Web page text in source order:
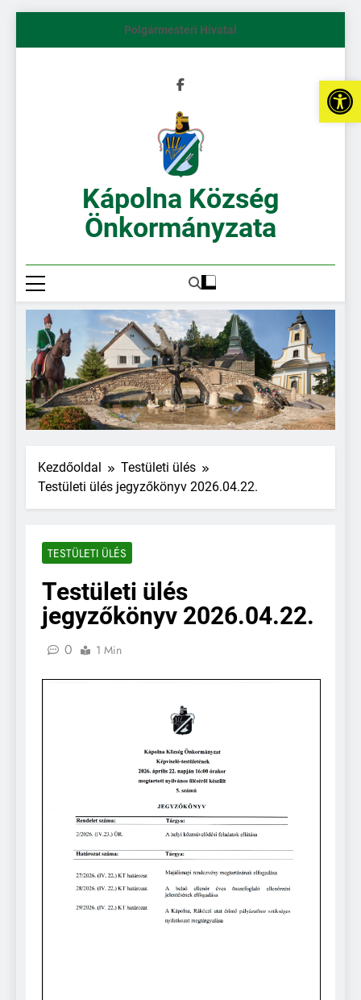
Polgármesteri Hivatal
Kápolna Község
Önkormányzata
Kezdőoldal
Testületi ülés
Testületi ülés jegyzőkönyv 2026.04.22.
TESTÜLETI ÜLÉS
Testületi ülés
jegyzőkönyv 2026.04.22.
0 1 Min